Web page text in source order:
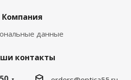
Компания
данные
контакты